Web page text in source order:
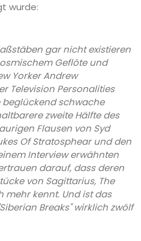
wurde:
gar nicht existieren
Geflöte und
Yorker Andrew
Television Personalities
beglückend schwache
zweite Hälfte des
Flausen von Syd
Of Stratosphear und den
Interview erwähnten
darauf, dass deren
von Sagittarius, The
mehr kennt. Und ist das
Breaks" wirklich zwölf